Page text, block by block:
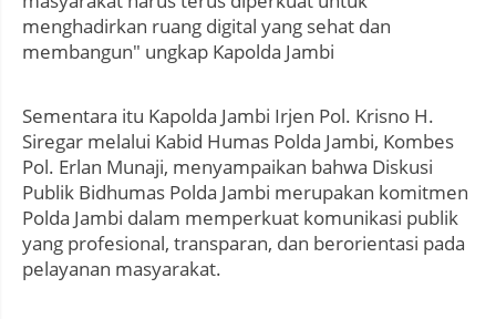
menghadirkan ruang digital yang sehat dan
membangun" ungkap Kapolda Jambi
Sementara itu Kapolda Jambi Irjen Pol. Krisno H.
Siregar melalui Kabid Humas Polda Jambi, Kombes
Pol. Erlan Munaji, menyampaikan bahwa Diskusi
Publik Bidhumas Polda Jambi merupakan komitmen
Polda Jambi dalam memperkuat komunikasi publik
yang profesional, transparan, dan berorientasi pada
pelayanan masyarakat.